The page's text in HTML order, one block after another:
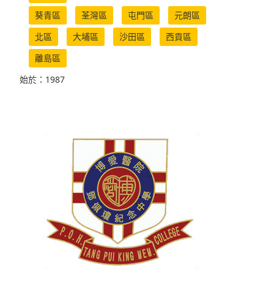
葵青區
荃灣區 屯門區
元朗區
北區
大埔區 沙田區
西貢區
離島區
始於：1987